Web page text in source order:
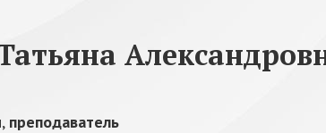
преподаватель